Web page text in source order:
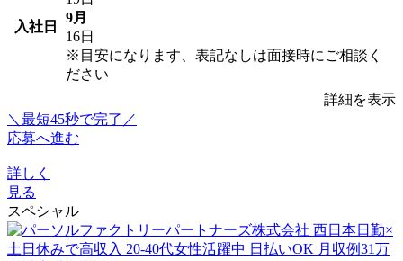
入社日
9月
16日
※目安になります、表記なしは面接時にご相談く
ださい
詳細を表示
＼最短45秒で完了／
応募へ進む
詳しく
見る
スペシャル